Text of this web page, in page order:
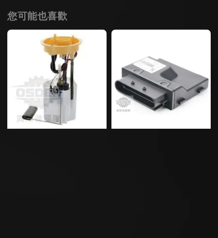
您可能也喜歡